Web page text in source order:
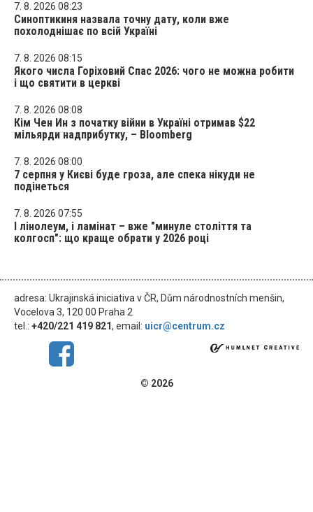
7. 8. 2026 08:23
Синоптикиня назвала точну дату, коли вже
похолоднішає по всій Україні
7. 8. 2026 08:15
Якого числа Горіховий Спас 2026: чого не можна робити
і що святити в церкві
7. 8. 2026 08:08
Кім Чен Ин з початку війни в Україні отримав $22
мільярди надприбутку, – Bloomberg
7. 8. 2026 08:00
7 серпня у Києві буде гроза, але спека нікуди не
подінеться
7. 8. 2026 07:55
І лінолеум, і ламінат – вже "минуле століття та
колгосп": що краще обрати у 2026 році
adresa: Ukrajinská iniciativa v ČR, Dům národnostních menšin,
Vocelova 3, 120 00 Praha 2
tel.: +420/221 419 821, email: uicr@centrum.cz
© 2026